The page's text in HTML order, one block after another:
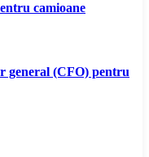
camioane
general (CFO) pentru